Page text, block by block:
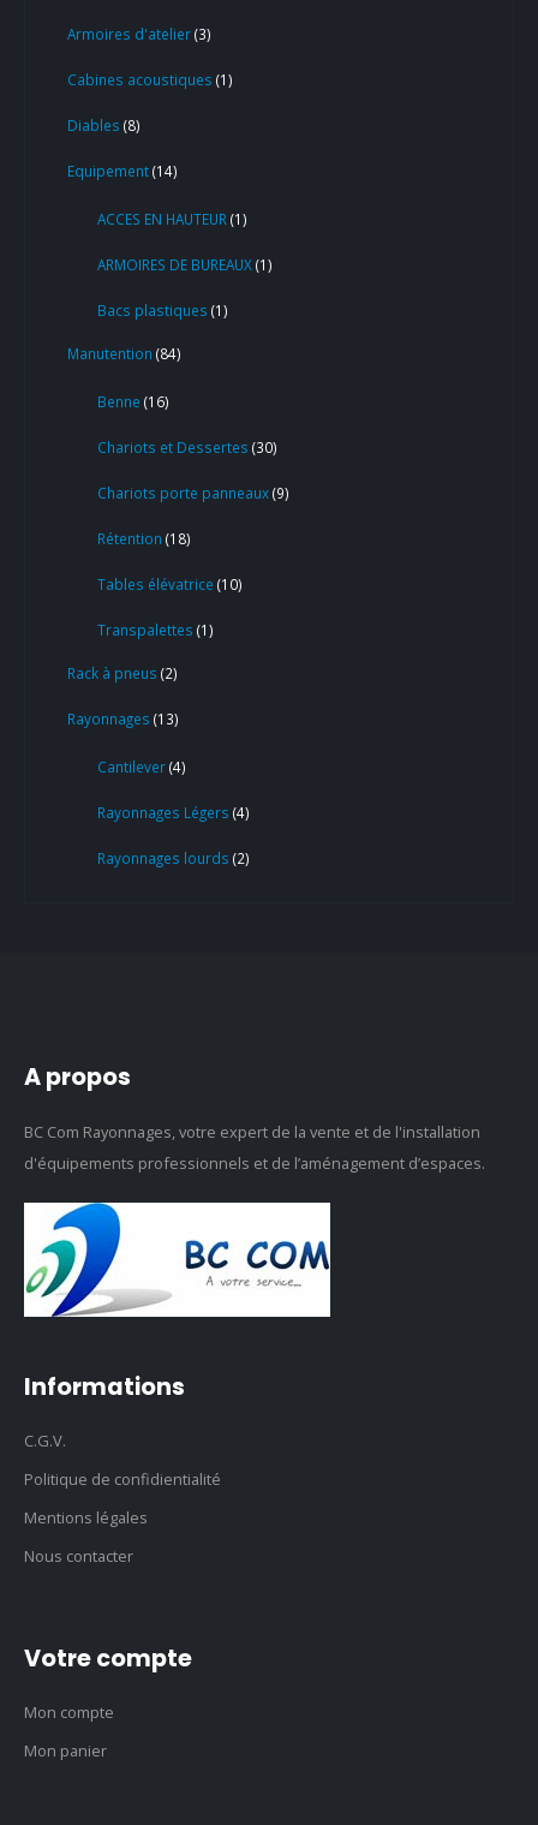
Armoires d'atelier 3
Cabines acoustiques 1
Diables 8
Equipement 14
ACCES EN HAUTEUR 1
ARMOIRES DE BUREAUX 1
Bacs plastiques 1
Manutention 84
Benne 16
Chariots et Dessertes 30
Chariots porte panneaux 9
Rétention 18
Tables élévatrice 10
Transpalettes 1
Rack à pneus 2
Rayonnages 13
Cantilever 4
Rayonnages Légers 4
Rayonnages lourds 2
A propos
BC Com Rayonnages, votre expert de la vente et de l'installation
d'équipements professionnels et de l’aménagement d’espaces.
Informations
C.G.V.
Politique de confidientialité
Mentions légales
Nous contacter
Votre compte
Mon compte
Mon panier